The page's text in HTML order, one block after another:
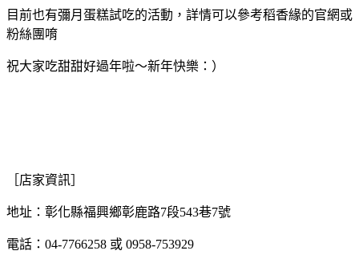
目前也有彌月蛋糕試吃的活動，詳情可以參考稻香緣的官網或
粉絲團唷
祝大家吃甜甜好過年啦～新年快樂：）
［店家資訊］
地址：彰化縣福興鄉彰鹿路7段543巷7號
電話：04-7766258 或 0958-753929